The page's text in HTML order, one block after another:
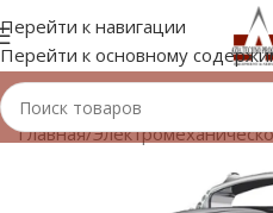
Перейти к навигации
Перейти к основному
Главная/